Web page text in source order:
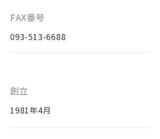
FAX番号
093-513-6688
創立
1981年4月